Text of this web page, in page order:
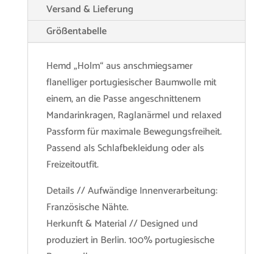
Versand & Lieferung
Größentabelle
Hemd „Holm“ aus anschmiegsamer
flanelliger portugiesischer Baumwolle mit
einem, an die Passe angeschnittenem
Mandarinkragen, Raglanärmel und relaxed
Passform für maximale Bewegungsfreiheit.
Passend als Schlafbekleidung oder als
Freizeitoutfit.
Details // Aufwändige Innenverarbeitung:
Französische Nähte.
Herkunft & Material // Designed und
produziert in Berlin. 100% portugiesische